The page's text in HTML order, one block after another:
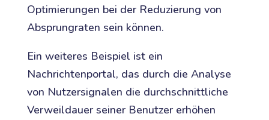
Optimierungen bei der Reduzierung von
Absprungraten sein können.
Ein weiteres Beispiel ist ein
Nachrichtenportal, das durch die Analyse
von Nutzersignalen die durchschnittliche
Verweildauer seiner Benutzer erhöhen